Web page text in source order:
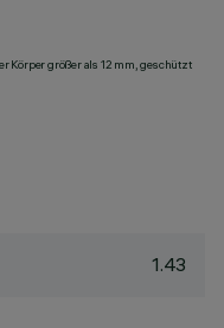
Körper größer als 12 mm, geschützt
1.43